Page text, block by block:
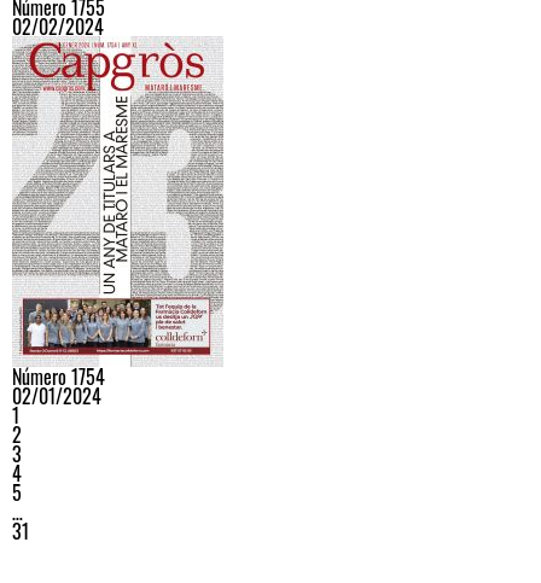
Número 1755
02/02/2024
Número 1754
02/01/2024
1
2
3
4
5
…
31